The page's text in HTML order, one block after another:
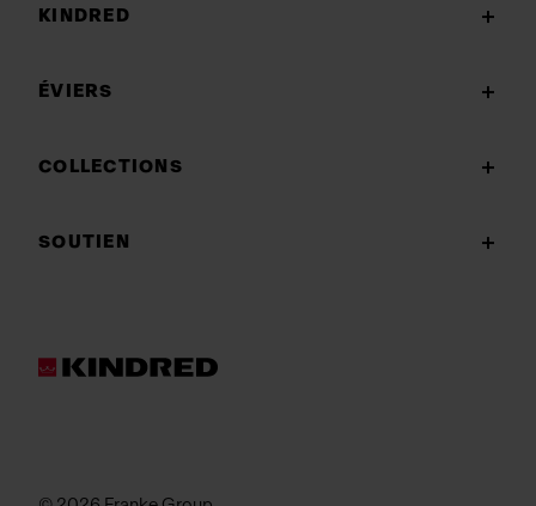
KINDRED
ÉVIERS
COLLECTIONS
SOUTIEN